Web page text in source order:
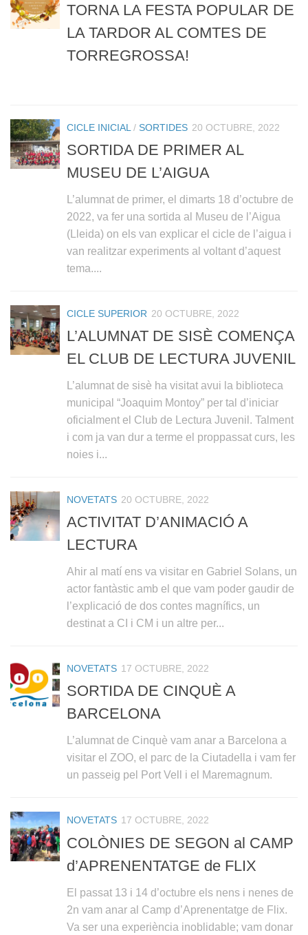
TORNA LA FESTA POPULAR DE
LA TARDOR AL COMTES DE
TORREGROSSA!
CICLE INICIAL / SORTIDES 20 OCTUBRE, 2022
SORTIDA DE PRIMER AL
MUSEU DE L’AIGUA
L’alumnat de primer, el dimarts 18 d’octubre de
2022, va fer una sortida al Museu de l’Aigua
(Lleida) on els van explicar el cicle de l’aigua i
van realitzar experiments al voltant d’aquest
tema....
CICLE SUPERIOR 20 OCTUBRE, 2022
L’ALUMNAT DE SISÈ COMENÇA
EL CLUB DE LECTURA JUVENIL
L’alumnat de sisè ha visitat avui la biblioteca
municipal “Joaquim Montoy” per tal d’iniciar
oficialment el Club de Lectura Juvenil. Talment
i com ja van dur a terme el proppassat curs, les
noies i...
NOVETATS 20 OCTUBRE, 2022
ACTIVITAT D’ANIMACIÓ A
LECTURA
Ahir al matí ens va visitar en Gabriel Solans, un
actor fantàstic amb el que vam poder gaudir de
l’explicació de dos contes magnífics, un
destinat a CI i CM i un altre per...
NOVETATS 17 OCTUBRE, 2022
SORTIDA DE CINQUÈ A
BARCELONA
L’alumnat de Cinquè vam anar a Barcelona a
visitar el ZOO, el parc de la Ciutadella i vam fer
un passeig pel Port Vell i el Maremagnum.
NOVETATS 17 OCTUBRE, 2022
COLÒNIES DE SEGON al CAMP
d’APRENENTATGE de FLIX
El passat 13 i 14 d’octubre els nens i nenes de
2n vam anar al Camp d’Aprenentatge de Flix.
Va ser una experiència inoblidable; vam donar